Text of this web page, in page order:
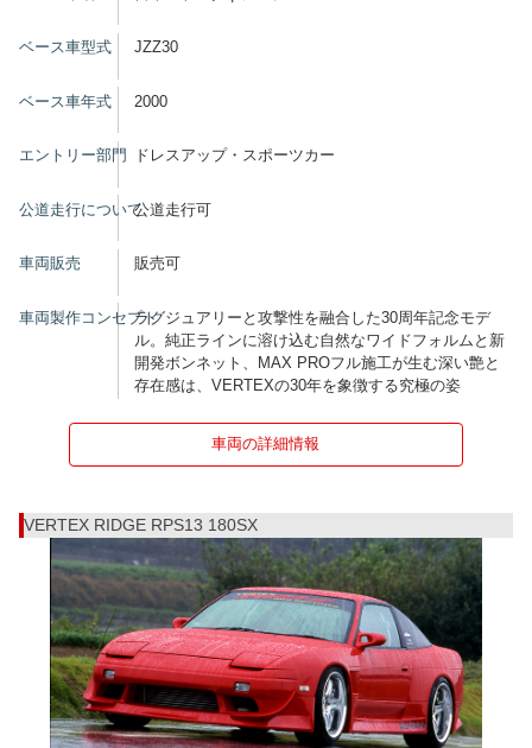
ベース車型式 JZZ30
ベース車年式 2000
エントリー部門 ドレスアップ・スポーツカー
公道走行について公道走行可
車両販売 販売可
車両製作コンセプトラグジュアリーと攻撃性を融合した30周年記念モデ
ル。純正ラインに溶け込む自然なワイドフォルムと新
開発ボンネット、MAX PROフル施工が生む深い艶と
存在感は、VERTEXの30年を象徴する究極の姿
車両の詳細情報
VERTEX RIDGE RPS13 180SX